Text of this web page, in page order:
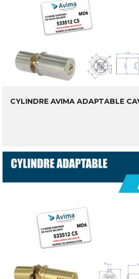
CYLINDRE AVIMA ADAPTABLE